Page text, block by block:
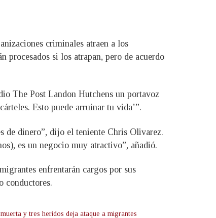
criminales atraen a los
procesados si los atrapan, pero de acuerdo
The Post Landon Hutchens un portavoz
Esto puede arruinar tu vida’”.
de dinero”, dijo el teniente Chris Olivarez.
es un negocio muy atractivo”, añadió.
enfrentarán cargos por sus
conductores.
y tres heridos deja ataque a migrantes